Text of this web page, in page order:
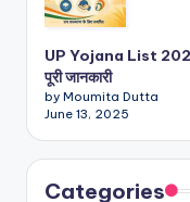
UP Yojana List 2025:
पूरी जानकारी
by Moumita Dutta
June 13, 2025
Categories